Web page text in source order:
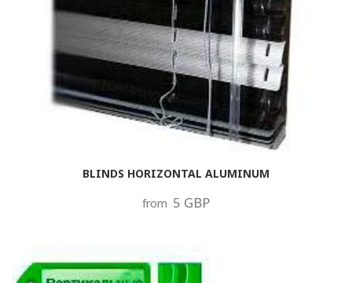
BLINDS HORIZONTAL ALUMINUM
from 5 GBP